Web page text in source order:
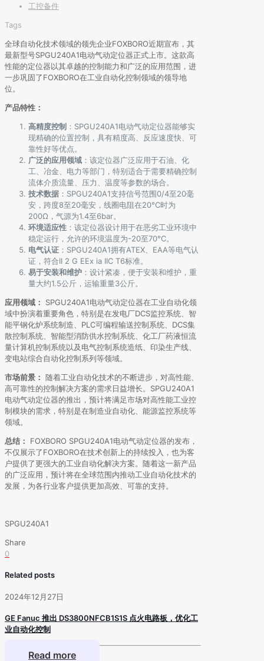
工控备件
Tags
全球自动化技术领域的领先企业FOXBORO近期宣布，其
最新型号SPGU240A1电动气动定位器正式上市。这款高
性能的定位器以其卓越的控制能力和广泛的应用范围，进
一步巩固了FOXBORO在工业自动化控制领域的领导地
位。
产品特性：
高精度控制 ：SPGU240A1电动气动定位器能够实
现精确的位置控制，具有精度高、反应速度快、可
靠性好等优点。
广泛的应用领域 ：该定位器广泛应用于石油、化
工、冶金、电力等部门，特别适合于需要精确控制
流体介质流量、压力、温度等参数的场合。
技术数据 ：SPGU240A1支持信号范围0/4至20毫
安，跨度8至20毫安，线圈电阻在20°C时为
200Ω，气源为1.4至6bar。
环境适应性 ：该定位器设计用于在恶劣工业环境中
稳定运行，允许的环境温度为-20至70°C。
电气认证 ：SPGU240A1拥有ATEX、EAA等电气认
证，符合II 2 G EEx ia IIC T6标准。
易于安装和维护 ：设计紧凑，便于安装和维护，重
量大约1.5公斤，运输重量3公斤。
应用领域：
SPGU240A1电动气动定位器在工业自动化领
域中扮演着重要角色，特别是在发电厂DCS监控系统、智
能平钢化炉系统制造、PLC可编程输送控制系统、DCS集
散控制系统、智能型消防供水控制系统、化工厂药液恒流
量计算机控制系统以及电气控制系统造纸、印染生产线、
变电站综合自动化控制系列等领域。
市场前景： 随着工业自动化技术的不断进步，对高性能、
高可靠性的控制解决方案的需求日益增长。SPGU240A1
电动气动定位器的推出，预计将满足市场对高性能工业控
制模块的需求，特别是在制造业自动化、能源监控系统等
领域。
总结：
FOXBORO SPGU240A1电动气动定位器的发布，
不仅展示了FOXBORO在技术创新上的持续投入，也为客
户提供了更强大的工业自动化解决方案。随着这一新产品
的广泛应用，预计将在全球范围内推动工业自动化技术的
发展，为各行业客户提供更加高效、可靠的支持。
SPGU240A1
Share
0
Related posts
2024年12月27日
GE Fanuc 推出 DS3800NFCB1S1S 点火电路板，优化工
业自动化控制
Read more